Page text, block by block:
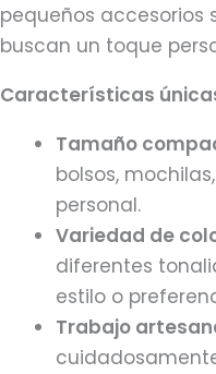
pequeños accesorios
buscan un toque
Características
Tamaño
bolsos,
personal.
Variedad de
diferentes
estilo o
Trabajo